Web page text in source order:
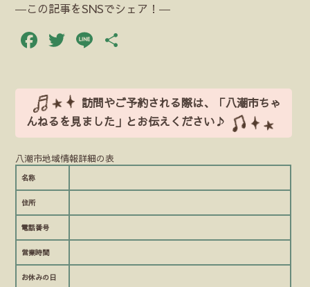
―この記事をSNSでシェア！―
Facebook
Twitter
Line
訪問やご予約される際は、「八潮市ちゃ
んねるを見ました」とお伝えください♪
八潮市地域情報詳細の表
名称
住所
電話番号
営業時間
お休みの日